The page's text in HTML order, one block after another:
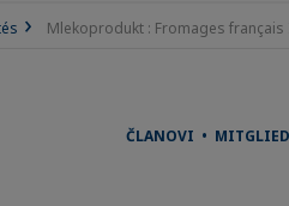
Mlekoprodukt : Fromages
ČLANOVI •